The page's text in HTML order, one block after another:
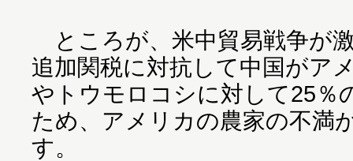
ところが、米中貿易戦争が
追加関税に対抗して中国がア
やトウモロコシに対して25％
ため、アメリカの農家の不満
す。